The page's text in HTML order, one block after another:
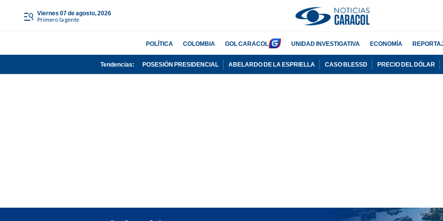
viernes 07 de agosto, 2026
Primero la gente
POLÍTICA COLOMBIA GOL CARACOL UNIDAD INVESTIGATIVA ECONOMÍA
Tendencias: POSESIÓN PRESIDENCIAL ABELARDO DE LA ESPRIELLA CASO BLESSD PRECIO DEL DÓLAR